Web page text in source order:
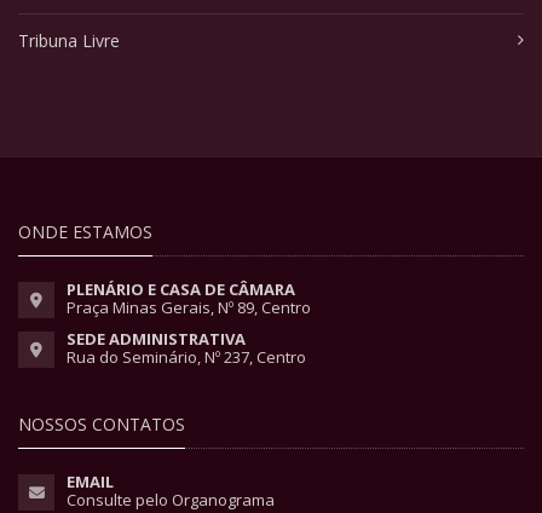
Tribuna Livre
ONDE ESTAMOS
PLENÁRIO E CASA DE CÂMARA
Praça Minas Gerais, Nº 89, Centro
SEDE ADMINISTRATIVA
Rua do Seminário, Nº 237, Centro
NOSSOS CONTATOS
EMAIL
Consulte pelo Organograma